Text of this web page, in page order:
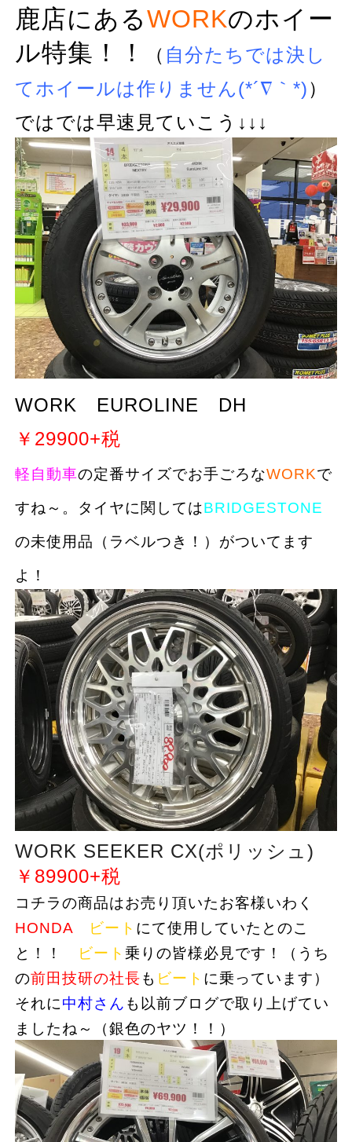
鹿店にあるWORKのホイー
ル特集！！
（ 自分たちでは決し
てホイールは作りません(*´∇｀*)）
ではでは早速見ていこう↓↓↓
WORK EUROLINE DH
￥29900+税
軽自動車の定番サイズでお手ごろなWORKで
すね～。タイヤに関してはBRIDGESTONE
の未使用品（ラベルつき！）がついてます
よ！
WORK SEEKER CX(ポリッシュ)
￥89900+税
コチラの商品はお売り頂いたお客様いわく
HONDA
ビート にて使用していたとのこ
と！！
ビート 乗りの皆様必見です！（うち
の前田技研の社長も ビート に乗っています）
それに中村さん も以前ブログで取り上げてい
ましたね～（銀色のヤツ！！）